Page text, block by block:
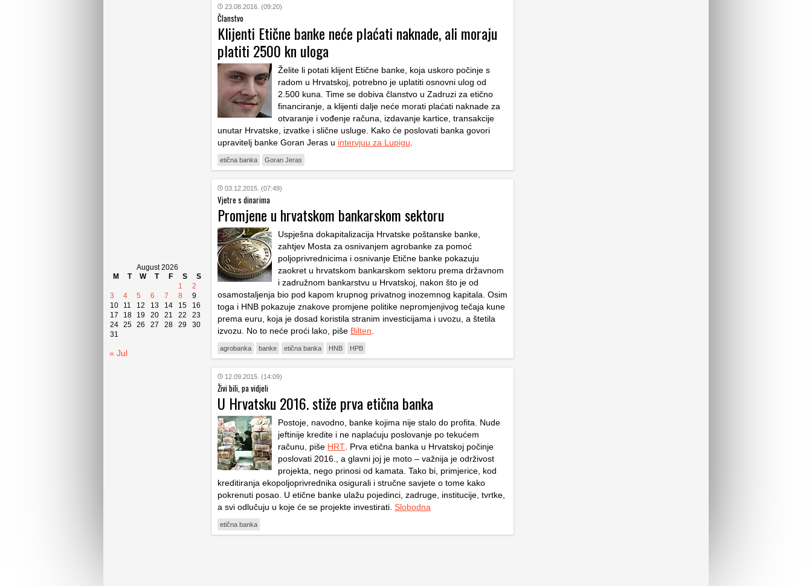
August 2026
M
T W T F S
S
1
2
3
4 5 6 7 8
9
10
11 12 13 14 15
16
17
18 19 20 21 22
23
24 25 26 27 28 29
30
31
« Jul
23.08.2016. (09:20)
Članstvo
Klijenti Etične banke neće plaćati naknade, ali moraju
platiti 2500 kn uloga
Želite li potati klijent Etične banke, koja uskoro počinje s
radom u Hrvatskoj, potrebno je uplatiti osnovni ulog od
2.500 kuna. Time se dobiva članstvo u Zadruzi za etično
financiranje, a klijenti dalje neće morati plaćati naknade za
otvaranje i vođenje računa, izdavanje kartice, transakcije
unutar Hrvatske, izvatke i slične usluge. Kako će poslovati banka govori
upravitelj banke Goran Jeras u intervjuu za Lupigu
etična banka Goran Jeras
03.12.2015. (07:49)
Vjetre s dinarima
Promjene u hrvatskom bankarskom sektoru
Uspješna dokapitalizacija Hrvatske poštanske banke,
zahtjev Mosta za osnivanjem agrobanke za pomoć
poljoprivrednicima i osnivanje Etične banke pokazuju
zaokret u hrvatskom bankarskom sektoru prema državnom
i zadružnom bankarstvu u Hrvatskoj, nakon što je od
osamostaljenja bio pod kapom krupnog privatnog inozemnog kapitala. Osim
toga i HNB pokazuje znakove promjene politike nepromjenjivog tečaja kune
prema euru, koja je dosad koristila stranim investicijama i uvozu, a štetila
izvozu. No to neće proći lako, piše Bilten
agrobanka banke etična banka HNB HPB
12.09.2015. (14:09)
Živi bili, pa vidjeli
U Hrvatsku 2016. stiže prva etična banka
Postoje, navodno, banke kojima nije stalo do profita. Nude
jeftinije kredite i ne naplaćuju poslovanje po tekućem
računu, piše HRT . Prva etična banka u Hrvatskoj počinje
poslovati 2016., a glavni joj je moto – važnija je održivost
projekta, nego prinosi od kamata. Tako bi, primjerice, kod
kreditiranja ekopoljoprivrednika osigurali i stručne savjete o tome kako
pokrenuti posao. U etične banke ulažu pojedinci, zadruge, institucije, tvrtke,
a svi odlučuju u koje će se projekte investirati. Slobodna
etična banka